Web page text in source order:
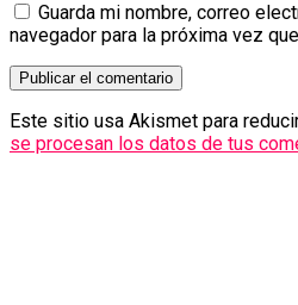
Guarda mi nombre, correo
navegador para la próxima vez
Este sitio usa Akismet para
se procesan los datos de tus